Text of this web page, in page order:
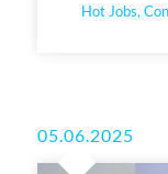
05.06.2025